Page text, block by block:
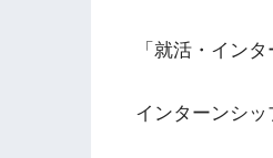
「就活・イン
インターンシッ